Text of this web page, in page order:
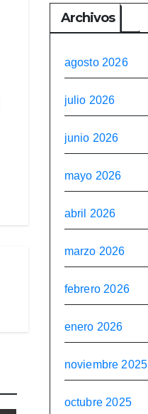
Archivos
agosto 2026
julio 2026
junio 2026
mayo 2026
abril 2026
marzo 2026
febrero 2026
enero 2026
noviembre 2025
octubre 2025